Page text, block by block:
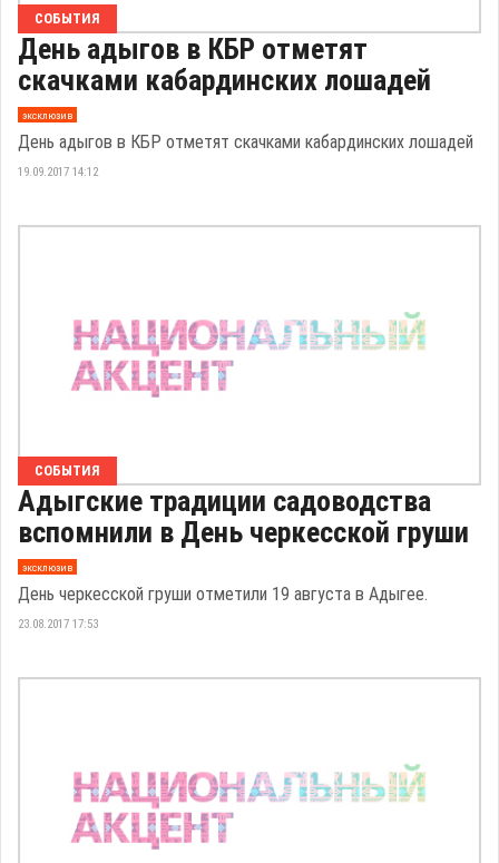
СОБЫТИЯ
День адыгов в КБР отметят
скачками кабардинских лошадей
эксклюзив
День адыгов в КБР отметят скачками кабардинских лошадей
19.09.2017 14:12
СОБЫТИЯ
Адыгские традиции садоводства
вспомнили в День черкесской груши
эксклюзив
День черкесской груши отметили 19 августа в Адыгее.
23.08.2017 17:53